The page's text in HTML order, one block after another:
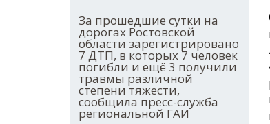
За прошедшие сутки на
дорогах Ростовской
области зарегистрировано
7 ДТП, в которых 7 человек
погибли и ещё 3 получили
травмы различной
степени тяжести,
сообщила пресс-служба
региональной ГАИ